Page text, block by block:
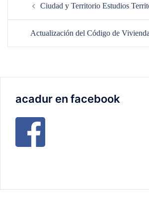
Ciudad y Territorio Estudios
Actualización del Código de
acadur en facebook